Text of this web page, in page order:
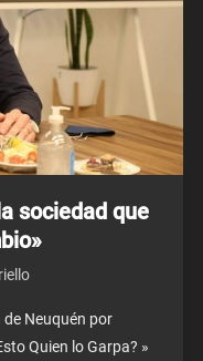
sociedad que
Neuquén por
Quien lo Garpa? »